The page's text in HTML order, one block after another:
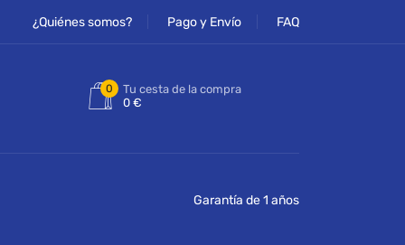
¿Quiénes somos? Pago y Envío FAQ
0
Tu cesta de la compra
0 €
Garantía de 1 años